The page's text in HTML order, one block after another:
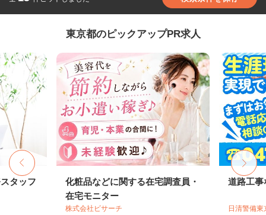
東京都のピックアップPR求人
タッフ
化粧品などに関する在宅調査員・
在宅モニター
株式会社ビサーチ
道路工事
日清警備